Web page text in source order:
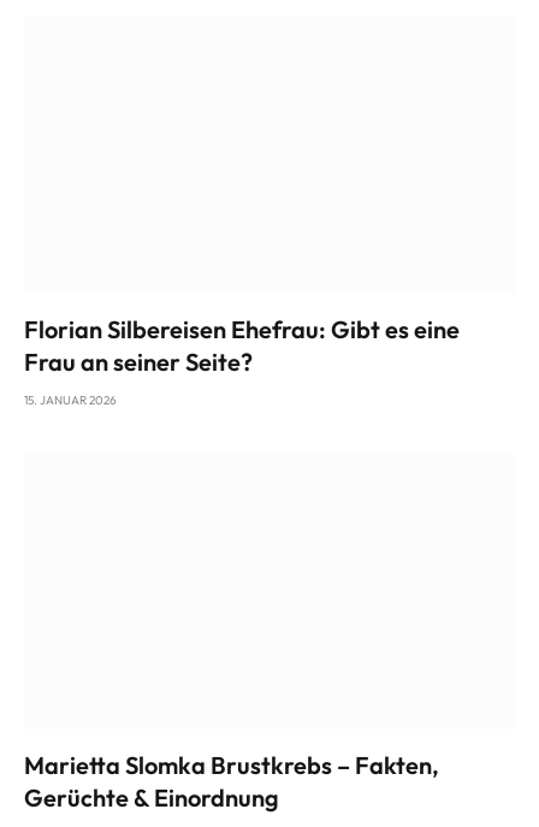
Florian Silbereisen Ehefrau: Gibt es eine
Frau an seiner Seite?
15. JANUAR 2026
Marietta Slomka Brustkrebs – Fakten,
Gerüchte & Einordnung